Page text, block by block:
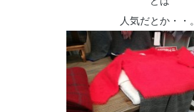
人気だとか・・。